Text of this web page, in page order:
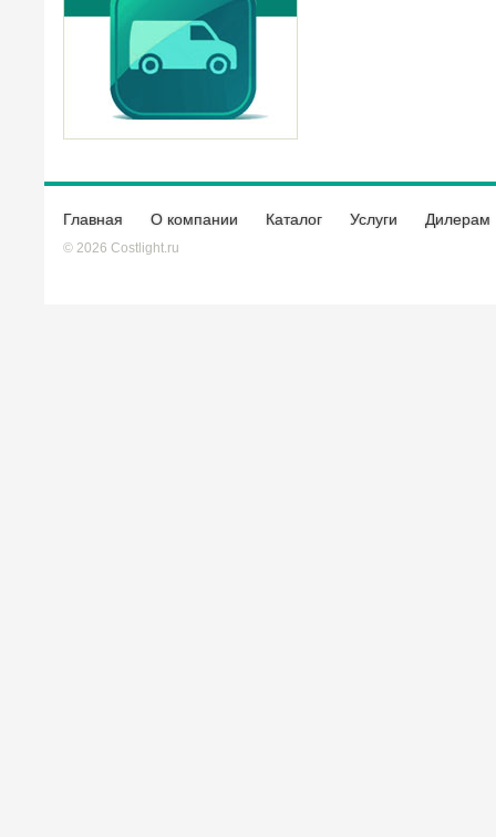
Главная О компании Каталог Услуги Дилерам
© 2026 Costlight.ru